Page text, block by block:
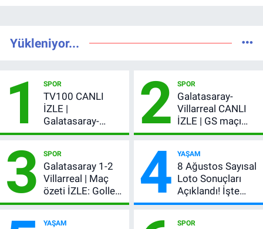
Yükleniyor...
1 SPOR
TV100 CANLI
İZLE |
Galatasaray-
Villarreal maçı
şifresiz canlı yayın
2 SPOR
Galatasaray-
Villarreal CANLI
İZLE | GS maçı
hangi kanalda,
3 SPOR
Galatasaray 1-2
Villarreal | Maç
özeti İZLE: Goller
peş peşe geldi,
4 YAŞAM
8 Ağustos Sayısal
Loto Sonuçları
Açıklandı! İşte
Kazandıran 6
YAŞAM SPOR